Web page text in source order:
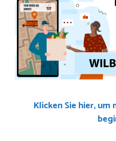
Klicken Sie hier,